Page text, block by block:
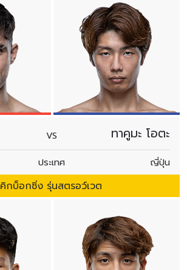
VS ทาคูมะ โอตะ
ประเทศ ญี่ปุ่น
คิกบ็อกซิ่ง รุ่นสตรอว์เวต